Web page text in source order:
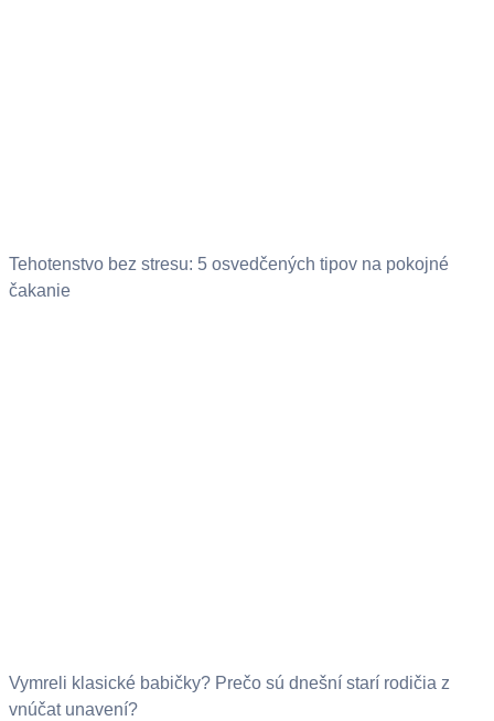
Tehotenstvo bez stresu: 5 osvedčených tipov na pokojné
čakanie
Vymreli klasické babičky? Prečo sú dnešní starí rodičia z
vnúčat unavení?